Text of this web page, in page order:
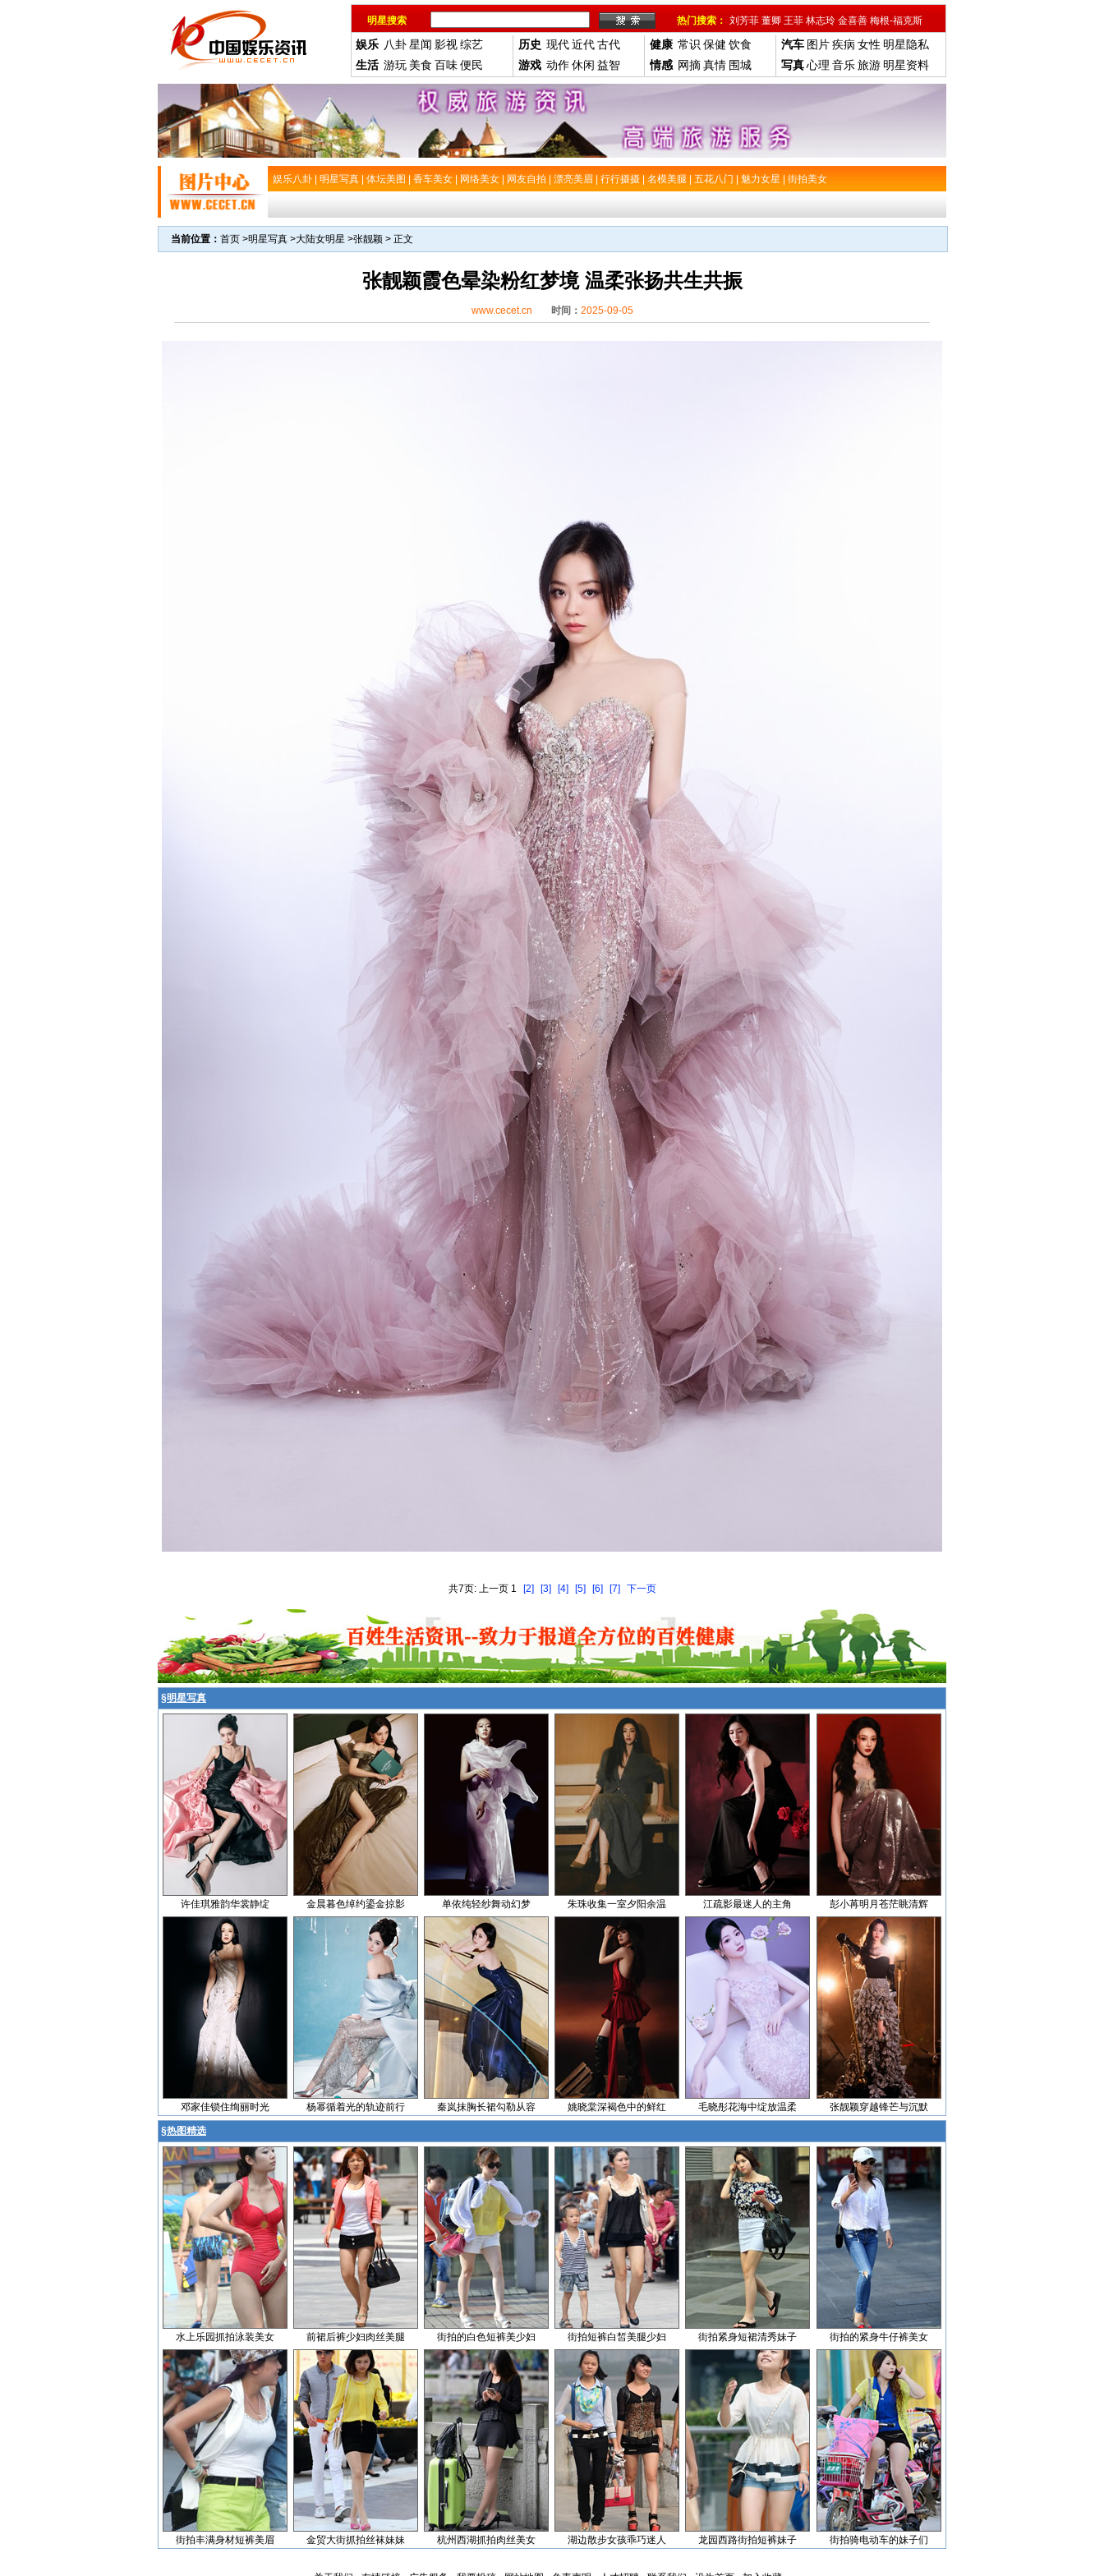
明星搜索 热门搜索： 刘芳菲 董卿 王菲 林志玲 金喜善 梅根-福克斯
娱乐 八卦星闻 影视综艺
生活 游玩 美食 百味便民
历史 现代近代古代
游戏 动作休闲 益智
健康 常识 保健 饮食
情感 网摘真情 围城
汽车 图片疾病 女性 明星隐私
写真心理 音乐旅游 明星资料
娱乐八卦 明星写真 体坛美图 香车美女 网络美女 网友自拍 漂亮美眉 行行摄摄 名模美腿 五花八门 魅力女星 街拍美女
当前位置： 首页 >明星写真 >大陆女明星 >张靓颖 > 正文
张靓颖霞色晕染粉红梦境 温柔张扬共生共振
www.cecet.cn 时间： 2025-09-05
共7页: 上一页 1 [2] [3] [4] [5] [6] [7] 下一页
§明星写真
许佳琪雅韵华裳静绽 金晨暮色绰约鎏金掠影 单依纯轻纱舞动幻梦 朱珠收集一室夕阳余温 江疏影最迷人的主角 彭小苒明月苍茫眺清辉
邓家佳锁住绚丽时光 杨幂循着光的轨迹前行 秦岚抹胸长裙勾勒从容 姚晓棠深褐色中的鲜红 毛晓彤花海中绽放温柔 张靓颖穿越锋芒与沉默
§热图精选
水上乐园抓拍泳装美女 前裙后裤少妇肉丝美腿 街拍的白色短裤美少妇 街拍短裤白皙美腿少妇 街拍紧身短裙清秀妹子 街拍的紧身牛仔裤美女
街拍丰满身材短裤美眉 金贸大街抓拍丝袜妹妹 杭州西湖抓拍肉丝美女 湖边散步女孩乖巧迷人 龙园西路街拍短裤妹子 街拍骑电动车的妹子们